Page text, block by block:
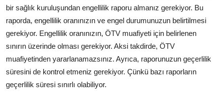
bir sağlık kuruluşundan engellilik raporu almanız gerekiyor. Bu
raporda, engellilik oranınızın ve engel durumunuzun belirtilmesi
gerekiyor. Engellilik oranınızın, ÖTV muafiyeti için belirlenen
sınırın üzerinde olması gerekiyor. Aksi takdirde, ÖTV
muafiyetinden yararlanamazsınız. Ayrıca, raporunuzun geçerlilik
süresini de kontrol etmeniz gerekiyor. Çünkü bazı raporların
geçerlilik süresi sınırlı olabiliyor.